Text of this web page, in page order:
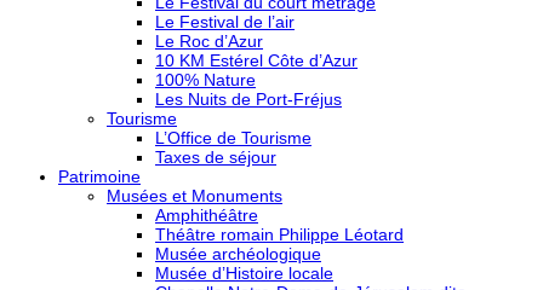
Le Festival de l’air
Le Roc d’Azur
10 KM Estérel Côte d’Azur
100% Nature
Les Nuits de Port-Fréjus
Tourisme
L’Office de Tourisme
Taxes de séjour
Patrimoine
Musées et Monuments
Amphithéâtre
Théâtre romain Philippe Léotard
Musée archéologique
Musée d’Histoire locale